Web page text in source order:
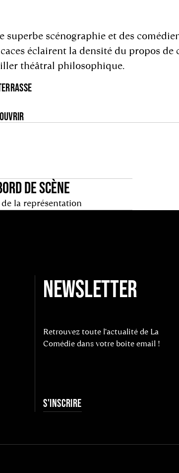
superbe scénographie et des
éclairent la densité du propos de
théâtral philosophique.
DE SCÈNE
de la représentation
NEWSLETTER
Retrouvez toute l’actualité de La
Comédie dans votre boîte email !
S'INSCRIRE